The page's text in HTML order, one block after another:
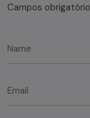
Campos